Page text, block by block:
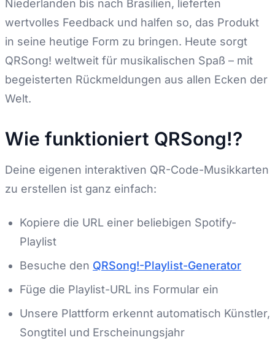
Niederlanden bis nach Brasilien, lieferten
wertvolles Feedback und halfen so, das Produkt
in seine heutige Form zu bringen. Heute sorgt
QRSong! weltweit für musikalischen Spaß – mit
begeisterten Rückmeldungen aus allen Ecken der
Welt.
Wie funktioniert QRSong!?
Deine eigenen interaktiven QR-Code-Musikkarten
zu erstellen ist ganz einfach:
Kopiere die URL einer beliebigen Spotify-
Playlist
Besuche den QRSong!-Playlist-Generator
Füge die Playlist-URL ins Formular ein
Unsere Plattform erkennt automatisch Künstler,
Songtitel und Erscheinungsjahr